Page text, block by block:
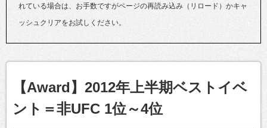
れている場合は、お手数ですがページの再読み込み（リロード）かキャ
ッシュクリアをお試しください。
【Award】2012年上半期ベストイベ
ント＝非UFC 1位～4位